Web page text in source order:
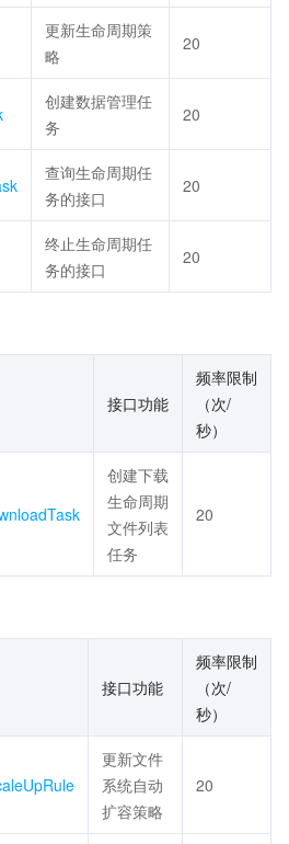
更新生命周期策
略
20
创建数据管理任
务
20
查询生命周期任
务的接口
20
终止生命周期任
务的接口
20
接口功能
频率限制
（次/
秒）
创建下载
生命周期
文件列表
任务
20
接口功能
频率限制
（次/
秒）
更新文件
系统自动
扩容策略
20